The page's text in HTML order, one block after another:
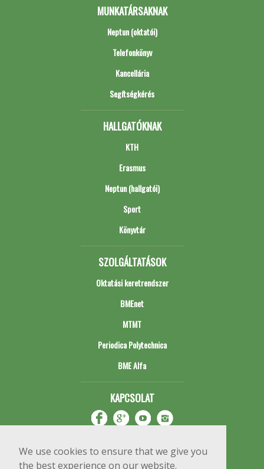
We use cookies to ensure that we give you
the best experience on our website.
MUNKATÁRSAKNAK
Neptun (oktatói)
Telefonkönyv
Kancellária
Segítségkérés
HALLGATÓKNAK
KTH
Erasmus
Neptun (hallgatói)
Sport
Könyvtár
SZOLGÁLTATÁSOK
Oktatási keretrendszer
BMEnet
MTMT
Periodica Polytechnica
BME Alfa
KAPCSOLAT